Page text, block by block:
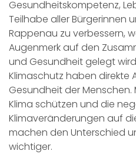
Gesundheitskompetenz,
Teilhabe aller Bürgerinnen
Rappenau zu verbessern,
Augenmerk auf den
und Gesundheit gelegt
Klimaschutz haben direkte
Gesundheit der
Klima schützen und die
Klimaveränderungen auf
machen den Unterschied
wichtiger.